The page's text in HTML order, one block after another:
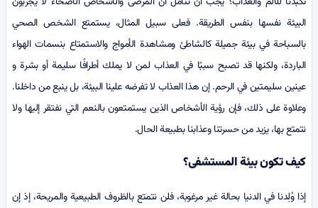
البيئة نفسها بنفس الطريقة. فعلى سبيل المثال، يستمتع الشخص الصحي
بالسباحة في بيئة جميلة كالشاطئ ومشاهدة الأمواج والاستمتاع بنسمات الهواء
الباردة، ولكنها قد تصبح سببًا في العذاب لمن لا يملك أطرافًا سليمة أو بشرة و
عينين سليمتين في الرحم. إن هذا العذاب لا تفرضه علينا البيئة، بل ينبع من داخلنا.
وعلاوة على ذلك، فإن رؤية الأشخاص الذين يستمتعون بالنعم التي نفتقر إليها ولا
نتمتع بها، يزيد من حسرتنا وعذابنا بطبيعة الحال.
كيف تكون بيئة المستشفى؟
إذا وُلِدنا في الدنيا بحالة غير مرغوبة، فلن نتمتع بالظروف الطبيعية والمريحة، إذ إن